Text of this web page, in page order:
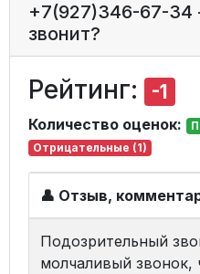
+7(927)346-67-34
звонит?
Рейтинг: -1
Количество оценок:
Отрицательные (1)
👤 Отзыв,
Подозрительный
молчаливый звонок,